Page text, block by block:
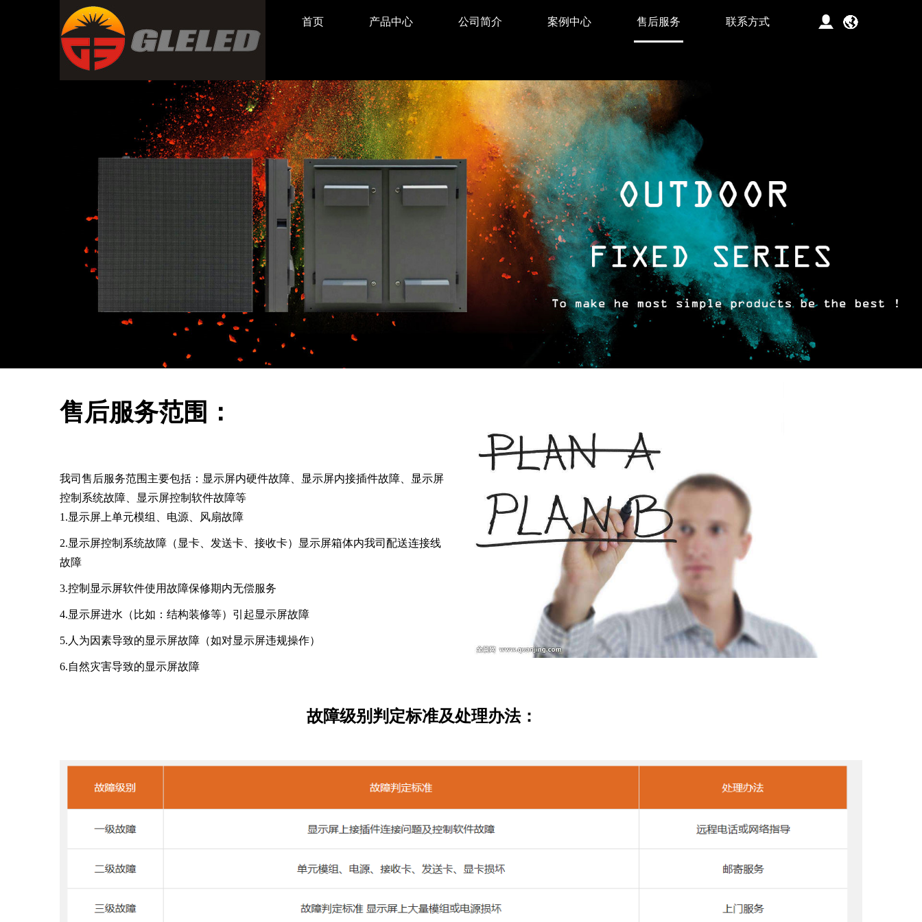
首页 产品中心 公司简介 案例中心 售后服务 联系方式
售后服务范围：
我司售后服务范围主要包括：显示屏内硬件故障、显示屏内接插件故障、显示屏
控制系统故障、显示屏控制软件故障等
1.显示屏上单元模组、电源、风扇故障
2.显示屏控制系统故障（显卡、发送卡、接收卡）显示屏箱体内我司配送连接线
故障
3.控制显示屏软件使用故障保修期内无偿服务
4.显示屏进水（比如：结构装修等）引起显示屏故障
5.人为因素导致的显示屏故障（如对显示屏违规操作）
6.自然灾害导致的显示屏故障
故障级别判定标准及处理办法：